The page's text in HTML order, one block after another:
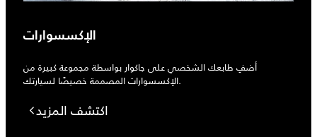
الإكسسوارات
أضفِ طابعك الشخصي على جاكوار بواسطة مجموعة كبيرة من
الإكسسوارات المصممة خصيصًا لسيارتك.
اكتشف المزيد